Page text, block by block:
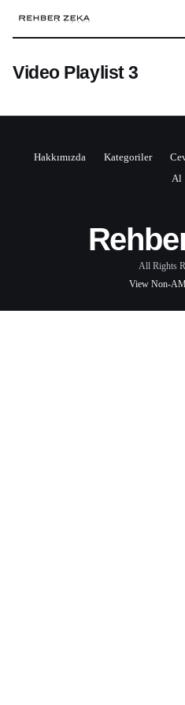
Video Playlist 3
Hakkımızda Kategoriler
Al
All Rights
View Non-